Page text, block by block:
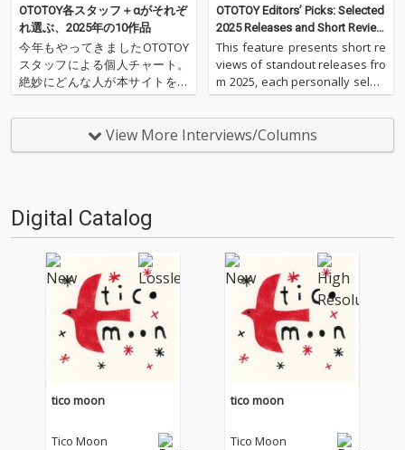
OTOTOY各スタッフ＋αがそれぞ
れ選ぶ、2025年の10作品
今年もやってきましたOTOTOY
スタッフによる個人チャート。
絶妙にどんな人が本サイトを運
営しているのか？ そんな自己
紹介もちょっとかねておりま
す。2025年は、それぞれなにを
聴いてOTOTOYを作っていたの
OTOTOY Editors’ Picks: Selected
2025 Releases and Short Review
s
This feature presents short re
views of standout releases fro
m 2025, each personally select
ed by members of the OTOTOY
editorial …
View More Interviews/Columns
Digital Catalog
tico moon
Tico Moon
tico moon
Tico Moon